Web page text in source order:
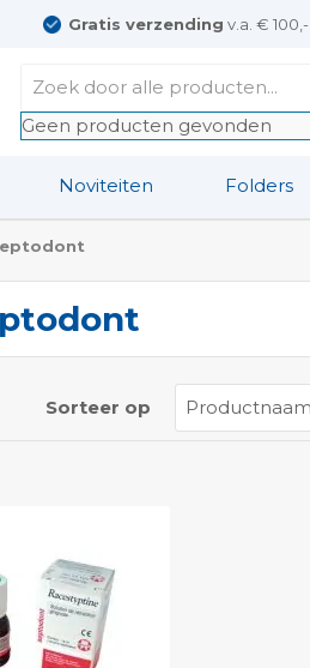
Gratis verzending v.a. € 100,-
Geen producten gevonden
Noviteiten Folders
Sorteer op